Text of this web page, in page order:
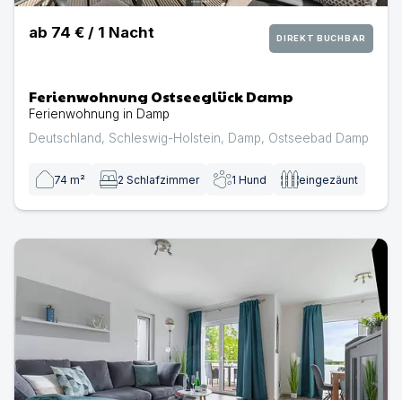
ab 74 € / 1 Nacht DIREKT BUCHBAR
Ferienwohnung Ostseeglück Damp
Ferienwohnung in Damp
Deutschland, Schleswig-Holstein, Damp, Ostseebad Damp
74 m² 2 Schlafzimmer 1 Hund eingezäunt
Ferienwohnung Ostseeoase Damp | Ferienwohnung in